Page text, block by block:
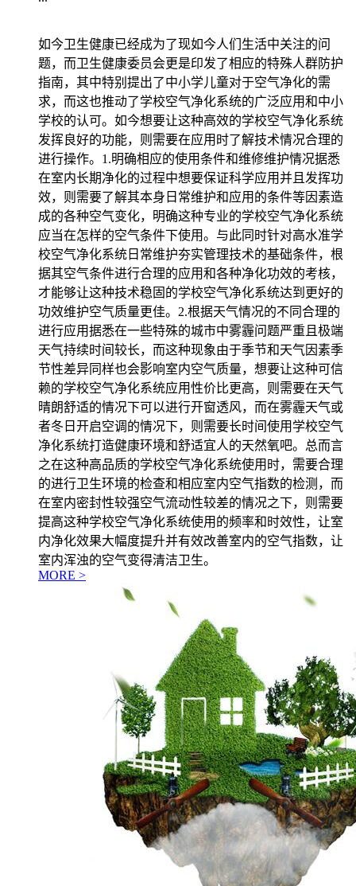
如今卫生健康已经成为了现如今人们生活中关注的问
题，而卫生健康委员会更是印发了相应的特殊人群防护
指南，其中特别提出了中小学儿童对于空气净化的需
求，而这也推动了学校空气净化系统的广泛应用和中小
学校的认可。如今想要让这种高效的学校空气净化系统
发挥良好的功能，则需要在应用时了解技术情况合理的
进行操作。1.明确相应的使用条件和维修维护情况据悉
在室内长期净化的过程中想要保证科学应用并且发挥功
效，则需要了解其本身日常维护和应用的条件等因素造
成的各种空气变化，明确这种专业的学校空气净化系统
应当在怎样的空气条件下使用。与此同时针对高水准学
校空气净化系统日常维护夯实管理技术的基础条件，根
据其空气条件进行合理的应用和各种净化功效的考核，
才能够让这种技术稳固的学校空气净化系统达到更好的
功效维护空气质量更佳。2.根据天气情况的不同合理的
进行应用据悉在一些特殊的城市中雾霾问题严重且极端
天气持续时间较长，而这种现象由于季节和天气因素季
节性差异同样也会影响室内空气质量，想要让这种可信
赖的学校空气净化系统应用性价比更高，则需要在天气
晴朗舒适的情况下可以进行开窗透风，而在雾霾天气或
者冬日开启空调的情况下，则需要长时间使用学校空气
净化系统打造健康环境和舒适宜人的天然氧吧。总而言
之在这种高品质的学校空气净化系统使用时，需要合理
的进行卫生环境的检查和相应室内空气指数的检测，而
在室内密封性较强空气流动性较差的情况之下，则需要
提高这种学校空气净化系统使用的频率和时效性，让室
内净化效果大幅度提升并有效改善室内的空气指数，让
室内浑浊的空气变得清洁卫生。
MORE >